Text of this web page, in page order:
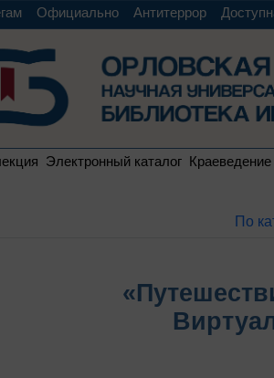
Официально Антитеррор
Электронный каталог Краеведение
По